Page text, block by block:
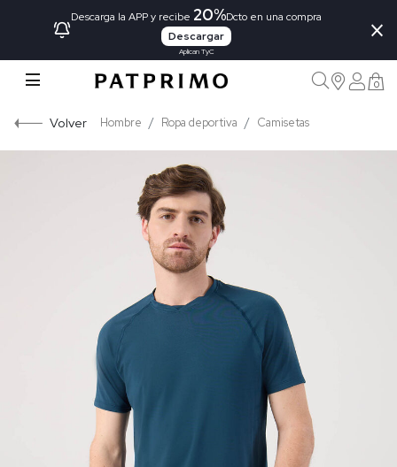
Descarga la APP y recibe 20%Dcto en una compra
Descargar
Aplican TyC
×
0
Volver Hombre Ropa deportiva Camisetas